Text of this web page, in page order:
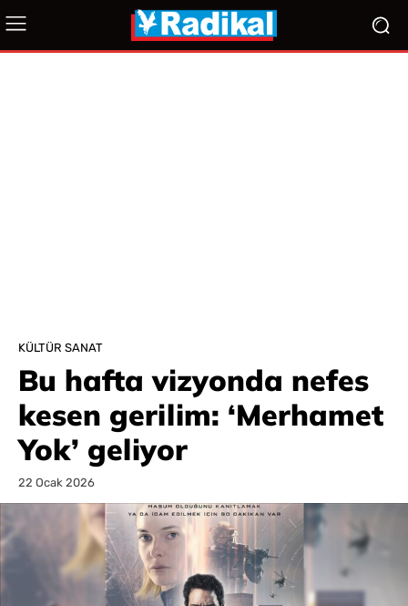
KÜLTÜR SANAT
Bu hafta vizyonda nefes
kesen gerilim: ‘Merhamet
Yok’ geliyor
22 Ocak 2026